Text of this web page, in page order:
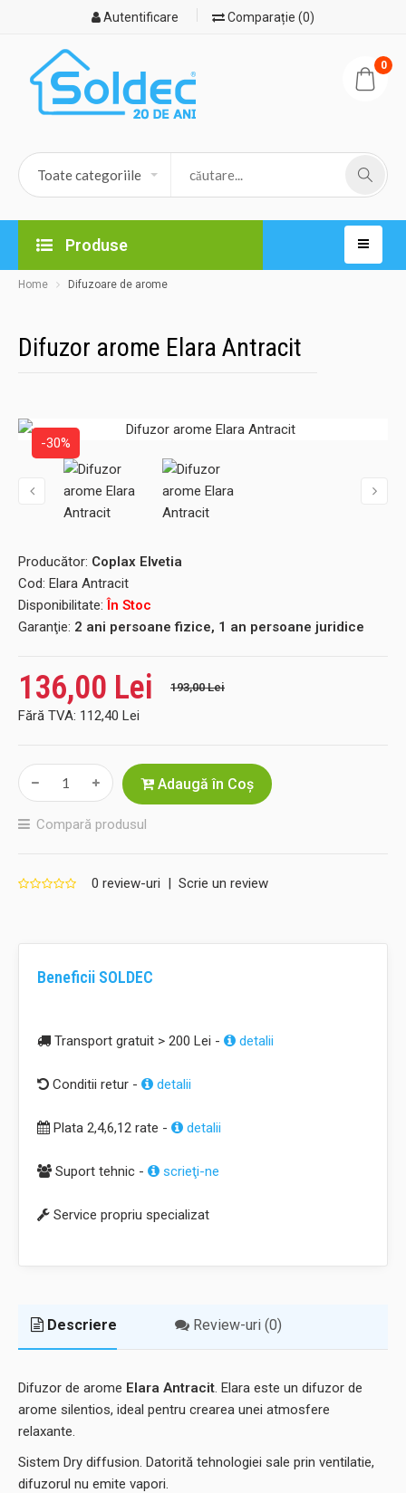
Autentificare Comparație (0)
0
Produse
Home Difuzoare de arome
Difuzor arome Elara Antracit
-30%
Producător: Coplax Elvetia
Cod: Elara Antracit
Disponibilitate: În Stoc
Garanţie: 2 ani persoane fizice, 1 an persoane juridice
136,00 Lei 193,00 Lei
Fără TVA: 112,40 Lei
Adaugă în Coş
Compară produsul
0 review-uri | Scrie un review
Beneficii SOLDEC
Transport gratuit > 200 Lei - detalii
Conditii retur - detalii
Plata 2,4,6,12 rate - detalii
Suport tehnic - scrieţi-ne
Service propriu specializat
Descriere Review-uri (0)
Difuzor de arome Elara Antracit. Elara este un difuzor de
arome silentios, ideal pentru crearea unei atmosfere
relaxante.
Sistem Dry diffusion. Datorită tehnologiei sale prin ventilatie,
difuzorul nu emite vapori.